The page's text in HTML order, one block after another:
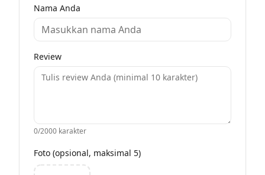
Nama Anda
Review
0/2000 karakter
Foto (opsional, maksimal 5)